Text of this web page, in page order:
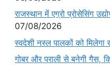
राजस्थान में एग्रो प्रोसेसिंग
07/08/2026
स्वदेशी नस्ल पालकों को मिलेगा
गोबर और पराली से बनेगी गैस,